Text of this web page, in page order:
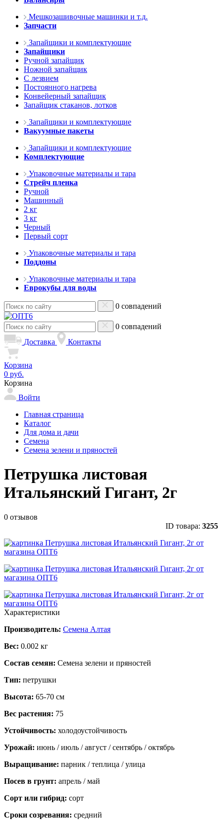
Мешкозашивочные машинки и т.д.
Запчасти
Запайщики и комплектующие
Запайщики
Ручной запайщик
Ножной запайщик
С лезвием
Постоянного нагрева
Конвейерный запайщик
Запайщик стаканов, лотков
Запайщики и комплектующие
Вакуумные пакеты
Запайщики и комплектующие
Комплектующие
Упаковочные материалы и тара
Стрейч пленка
Ручной
Машинный
2 кг
3 кг
Черный
Первый сорт
Упаковочные материалы и тара
Поддоны
Упаковочные материалы и тара
Еврокубы для воды
0 совпадений
0 совпадений
Доставка
Контакты
Корзина
0 руб.
Корзина
Войти
Главная страница
Каталог
Для дома и дачи
Семена
Семена зелени и пряностей
Петрушка листовая
Итальянский Гигант, 2г
0 отзывов
ID товара: 3255
Характеристики
Производитель: Семена Алтая
Вес: 0.002 кг
Состав семян: Семена зелени и пряностей
Тип: петрушки
Высота: 65-70 см
Вес растения: 75
Устойчивость: холодоустойчивость
Урожай: июнь / июль / август / сентябрь / октябрь
Выращивание: парник / теплица / улица
Посев в грунт: апрель / май
Сорт или гибрид: сорт
Сроки созревания: средний